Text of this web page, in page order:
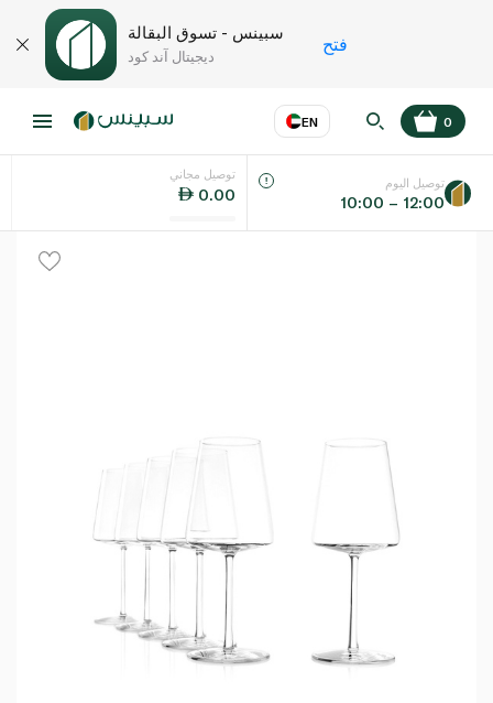
سبينس - تسوق البقالة
ديجيتال آند كود
فتح
EN
اللغة عر
0
توصيل مجاني
0.00
توصيل اليوم
10:00 – 12:00